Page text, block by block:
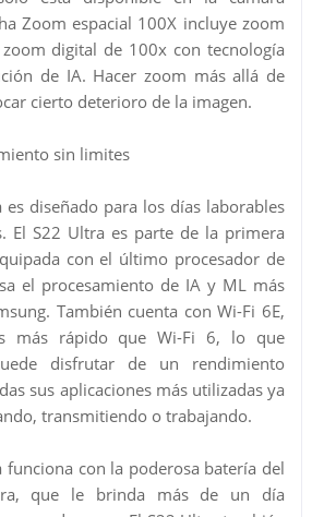
Zoom espacial 100X incluye zoom
digital de 100x con tecnología
de IA. Hacer zoom más allá de
cierto deterioro de la imagen.
sin limites
es diseñado para los días laborables
El S22 Ultra es parte de la primera
con el último procesador de
el procesamiento de IA y ML más
También cuenta con Wi-Fi 6E,
más rápido que Wi-Fi 6, lo que
disfrutar de un rendimiento
sus aplicaciones más utilizadas ya
transmitiendo o trabajando.
funciona con la poderosa batería del
que le brinda más de un día